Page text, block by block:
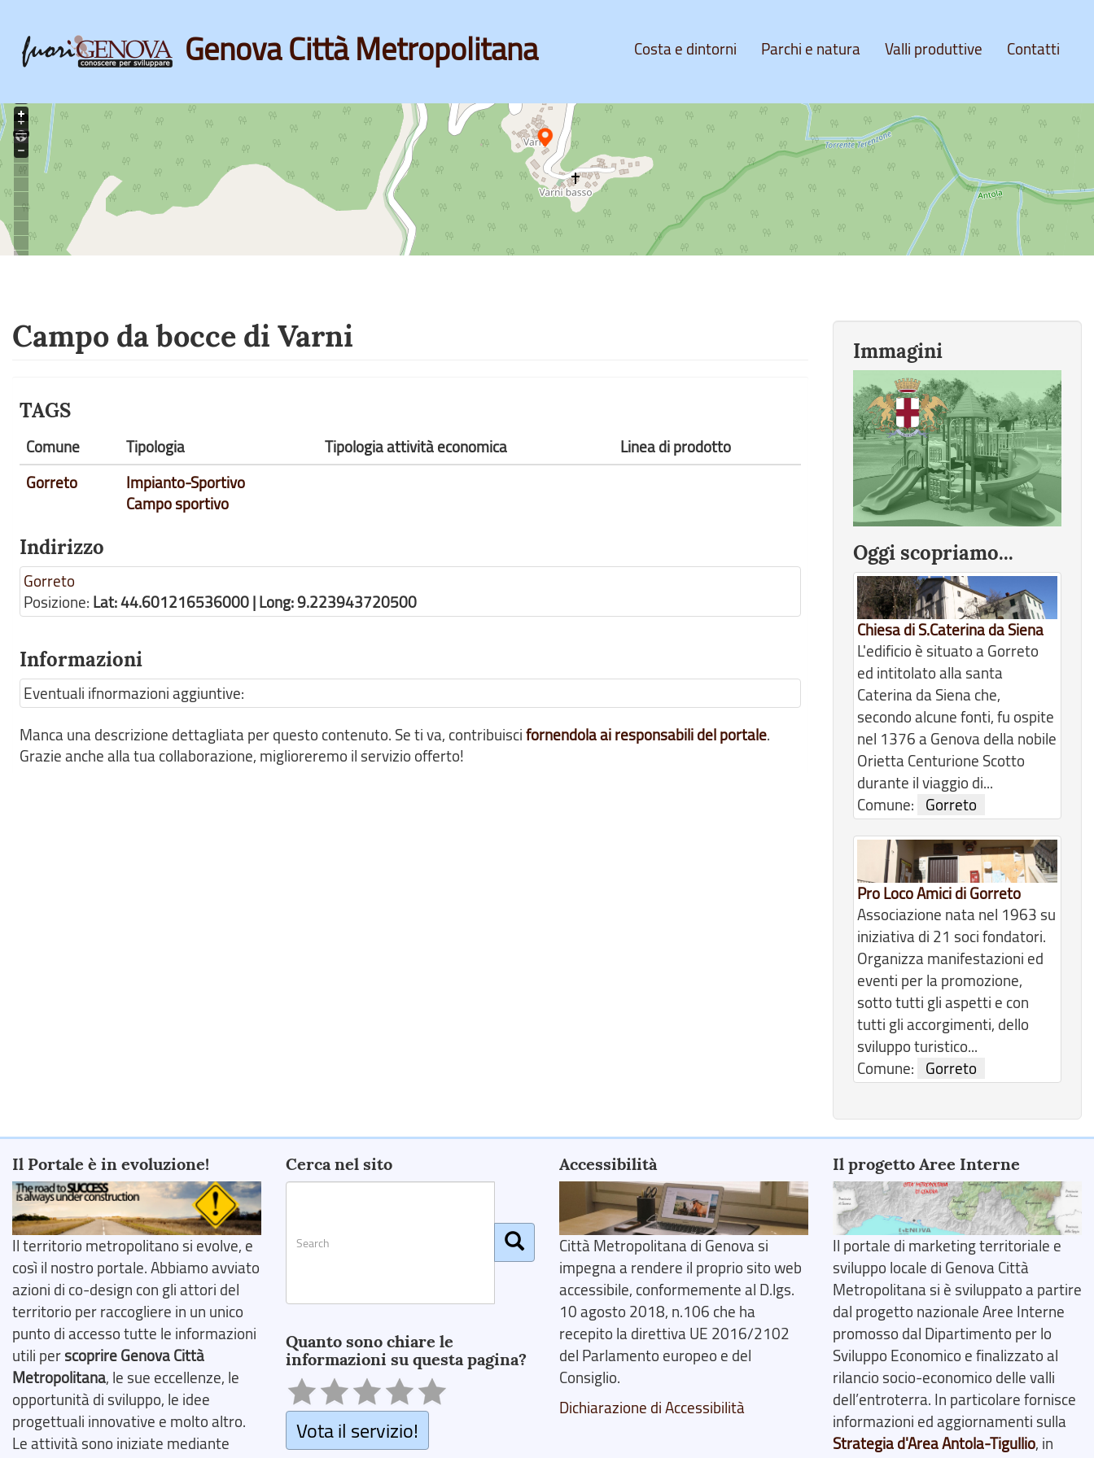
Skip
main
content
Genova Città Metropolitana Costa e dintorni Parchi e natura Valli produttive Contatti
Campo da bocce di Varni
TAGS
Comune Tipologia Tipologia attività economica
Linea di prodotto
Gorreto
Impianto-Sportivo
Campo sportivo
Indirizzo
Gorreto
Posizione: Lat: 44.601216536000 | Long: 9.223943720500
Informazioni
Eventuali ifnormazioni aggiuntive:
Manca una descrizione dettagliata per questo contenuto. Se ti va, contribuiscifornendola ai responsabili del portale.
Grazie anche alla tua collaborazione, miglioreremo il servizio offerto!
Immagini
Oggi scopriamo...
Chiesa di S.Caterina da Siena
L'edificio è situato a Gorreto
ed intitolato alla santa
Caterina da Siena che,
secondo alcune fonti, fu ospite
nel 1376 a Genova della nobile
Orietta Centurione Scotto
durante il viaggio di...
Comune:
Gorreto
Pro Loco Amici di Gorreto
Associazione nata nel 1963 su
iniziativa di 21 soci fondatori.
Organizza manifestazioni ed
eventi per la promozione,
sotto tutti gli aspetti e con
tutti gli accorgimenti, dello
sviluppo turistico...
Comune:
Gorreto
Il Portale è in evoluzione!
Il territorio metropolitano si evolve, e
così il nostro portale. Abbiamo avviato
azioni di co-design con gli attori del
territorio per raccogliere in un unico
punto di accesso tutte le informazioni
utili perscoprire Genova Città
Metropolitana, le sue eccellenze, le
opportunità di sviluppo, le idee
progettuali innovative e molto altro.
Le attività sono iniziate mediante
Cerca nel sito
Quanto sono chiare le
informazioni su questa pagina?
Vota il servizio!
Accessibilità
Città Metropolitana di Genova si
impegna a rendere il proprio sito web
accessibile, conformemente al D.lgs.
10 agosto 2018, n.106 che ha
recepito la direttiva UE 2016/2102
del Parlamento europeo e del
Consiglio.
Dichiarazione di Accessibilità
Il progetto Aree Interne
Il portale di marketing territoriale e
sviluppo locale di Genova Città
Metropolitana si è sviluppato a partire
dal progetto nazionale Aree Interne
promosso dal Dipartimento per lo
Sviluppo Economico e finalizzato al
rilancio socio-economico delle valli
dell’entroterra. In particolare fornisce
informazioni ed aggiornamenti sulla
Strategia d'Area Antola-Tigullio, in